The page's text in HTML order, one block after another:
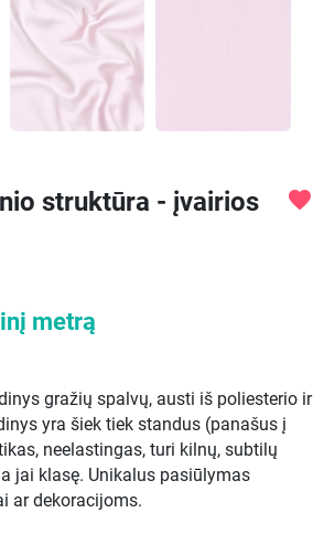
struktūra - įvairios
favorite
metrą
gražių spalvų, austi iš poliesterio ir
yra šiek tiek standus (panašus į
neelastingas, turi kilnų, subtilų
jai klasę. Unikalus pasiūlymas
ar dekoracijoms.